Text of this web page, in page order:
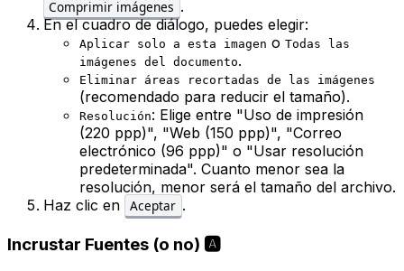
Comprimir imágenes .
En el cuadro de diálogo, puedes elegir:
Aplicar solo a esta imagen o Todas las
imágenes del documento.
Eliminar áreas recortadas de las imágenes
(recomendado para reducir el tamaño).
Resolución: Elige entre "Uso de impresión
(220 ppp)", "Web (150 ppp)", "Correo
electrónico (96 ppp)" o "Usar resolución
predeterminada". Cuanto menor sea la
resolución, menor será el tamaño del archivo.
Haz clic en
Aceptar .
Incrustar Fuentes (o no) 🅰️